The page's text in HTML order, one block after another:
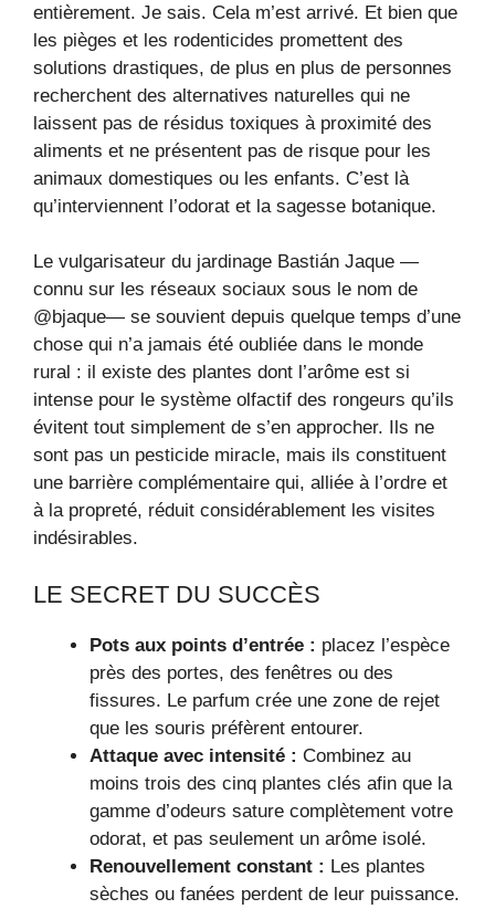
entièrement. Je sais. Cela m’est arrivé. Et bien que
les pièges et les rodenticides promettent des
solutions drastiques, de plus en plus de personnes
recherchent des alternatives naturelles qui ne
laissent pas de résidus toxiques à proximité des
aliments et ne présentent pas de risque pour les
animaux domestiques ou les enfants. C’est là
qu’interviennent l’odorat et la sagesse botanique.
Le vulgarisateur du jardinage Bastián Jaque —
connu sur les réseaux sociaux sous le nom de
@bjaque— se souvient depuis quelque temps d’une
chose qui n’a jamais été oubliée dans le monde
rural : il existe des plantes dont l’arôme est si
intense pour le système olfactif des rongeurs qu’ils
évitent tout simplement de s’en approcher. Ils ne
sont pas un pesticide miracle, mais ils constituent
une barrière complémentaire qui, alliée à l’ordre et
à la propreté, réduit considérablement les visites
indésirables.
LE SECRET DU SUCCÈS
Pots aux points d’entrée : placez l’espèce
près des portes, des fenêtres ou des
fissures. Le parfum crée une zone de rejet
que les souris préfèrent entourer.
Attaque avec intensité : Combinez au
moins trois des cinq plantes clés afin que la
gamme d’odeurs sature complètement votre
odorat, et pas seulement un arôme isolé.
Renouvellement constant : Les plantes
sèches ou fanées perdent de leur puissance.